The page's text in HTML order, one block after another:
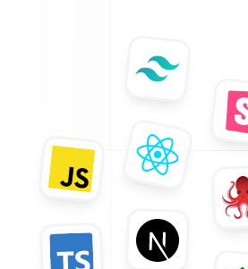
へのリンク
への
へのリンク